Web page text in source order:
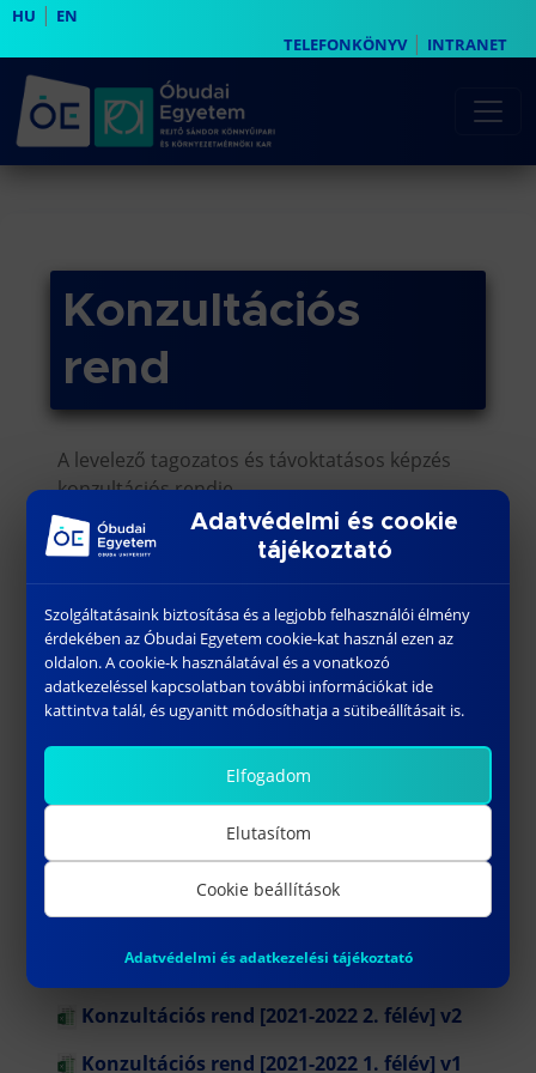
HU | EN
TELEFONKÖNYV| INTRANET
Konzultációs
rend
A levelező tagozatos és távoktatásos képzés
konzultációs rendje
Konzultációs rend [2026-2027 1. félév] v1
Konzultációs rend [2025-2026 2. félév] v1
Konzultációs rend [2025-2026 1. félév] v1
Konzultációs rend [2024-2025 2. félév] v1
Konzultációs rend [2024-2025 1. félév] v1
Konzultációs rend [2023-2024 2. félév] v1
Konzultációs rend [2023-2024 1. félév] v1
Konzultációs rend [2022-2023 2. félév] v1
Konzultációs rend [2022-2023 1. félév] v1
Konzultációs rend [2021-2022 2. félév] v2
Konzultációs rend [2021-2022 1. félév] v1
Adatvédelmi és cookie
tájékoztató
Szolgáltatásaink biztosítása és a legjobb felhasználói élmény
érdekében az Óbudai Egyetem cookie-kat használ ezen az
oldalon. A cookie-k használatával és a vonatkozó
adatkezeléssel kapcsolatban további információkat ide
kattintva talál, és ugyanitt módosíthatja a sütibeállításait is.
Elfogadom
Elutasítom
Cookie beállítások
Adatvédelmi és adatkezelési tájékoztató